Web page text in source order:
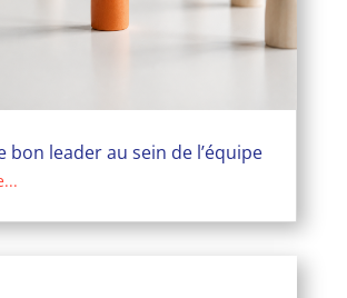
bon leader au sein de l’équipe